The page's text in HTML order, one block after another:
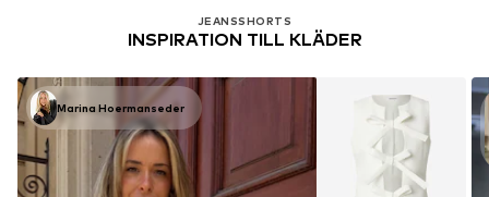
JEANSSHORTS
INSPIRATION TILL KLÄDER
Marina Hoermanseder